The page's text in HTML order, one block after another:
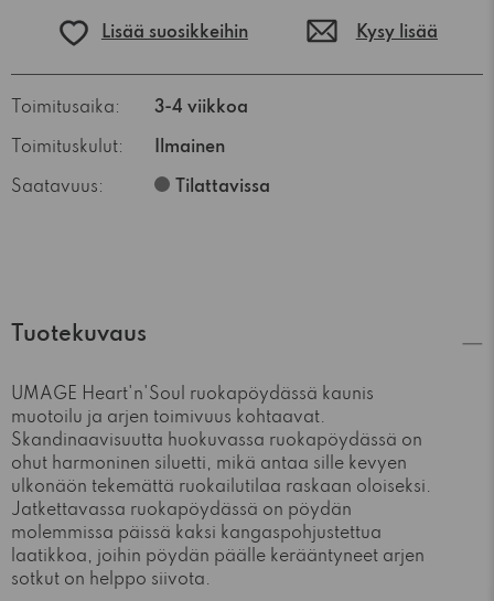
Lisää suosikkeihin Kysy lisää
Toimitusaika: 3-4 viikkoa
Toimituskulut: Ilmainen
Saatavuus: Tilattavissa
Tuotekuvaus
UMAGE Heart'n'Soul ruokapöydässä kaunis
muotoilu ja arjen toimivuus kohtaavat.
Skandinaavisuutta huokuvassa ruokapöydässä on
ohut harmoninen siluetti, mikä antaa sille kevyen
ulkonäön tekemättä ruokailutilaa raskaan oloiseksi.
Jatkettavassa ruokapöydässä on pöydän
molemmissa päissä kaksi kangaspohjustettua
laatikkoa, joihin pöydän päälle kerääntyneet arjen
sotkut on helppo siivota.